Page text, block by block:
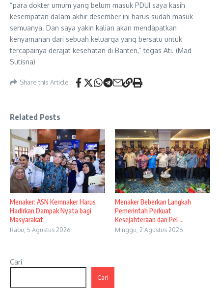
“para dokter umum yang belum masuk PDUI saya kasih
kesempatan dalam akhir desember ini harus sudah masuk
semuanya. Dan saya yakin kalian akan mendapatkan
kenyamanan dari sebuah keluarga yang bersatu untuk
tercapainya derajat kesehatan di Banten,” tegas Ati. (Mad
Sutisna)
Share this Article
Related Posts
Menaker: ASN Kemnaker Harus
Hadirkan Dampak Nyata bagi
Masyarakat
Rabu, 5 Agustus 2026
Menaker Beberkan Langkah
Pemerintah Perkuat
Kesejahteraan dan Pel ...
Minggu, 2 Agustus 2026
Cari
Cari